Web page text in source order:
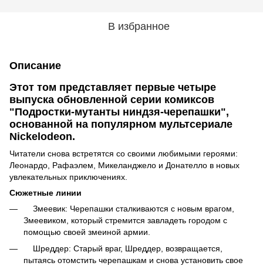
В избранное
Описание
Этот том представляет первые четыре
выпуска обновленной серии комиксов
"Подростки-мутанты ниндзя-черепашки",
основанной на популярном мультсериале
Nickelodeon.
Читатели снова встретятся со своими любимыми героями:
Леонардо, Рафаэлем, Микеланджело и Донателло в новых
увлекательных приключениях.
Сюжетные линии
Змеевик: Черепашки сталкиваются с новым врагом,
Змеевиком, который стремится завладеть городом с
помощью своей змеиной армии.
Шреддер: Старый враг, Шреддер, возвращается,
пытаясь отомстить черепашкам и снова установить свое